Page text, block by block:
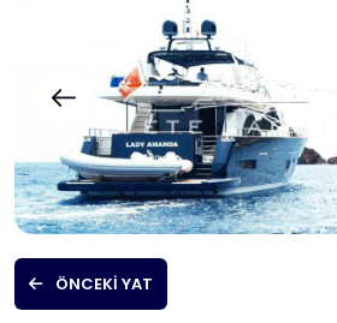
ÖNCEKI YAT